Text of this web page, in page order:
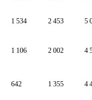
1 534 2 453 5
1 106 2 002 4
642 1 355 4